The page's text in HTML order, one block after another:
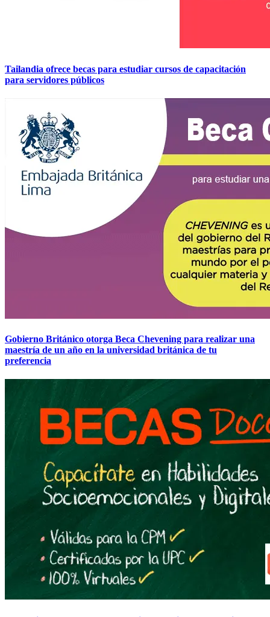
Tailandia ofrece becas para estudiar cursos de capacitación
para servidores públicos
Gobierno Británico otorga Beca Chevening para realizar una
maestría de un año en la universidad británica de tu
preferencia